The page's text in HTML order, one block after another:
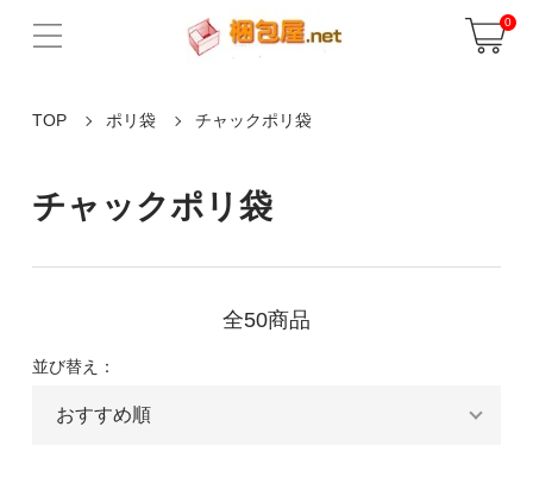
0
TOP ポリ袋 チャックポリ袋
チャックポリ袋
全50商品
並び替え：